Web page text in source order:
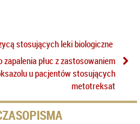
stosujących leki biologiczne
płuc z zastosowaniem
u pacjentów stosujących
metotreksat